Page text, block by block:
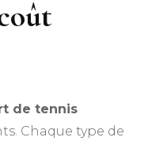
de tennis
Chaque type de